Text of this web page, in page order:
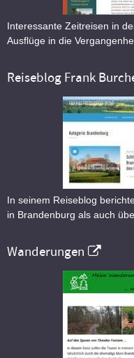
Interessante Zeitreisen in
Ausflüge in die
Reiseblog Frank
In seinem Reiseblog
in Brandenburg als auch
Wanderungen